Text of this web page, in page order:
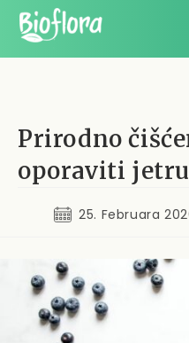
content
Prirodno
oporaviti jetru
Post published:
25. Februara